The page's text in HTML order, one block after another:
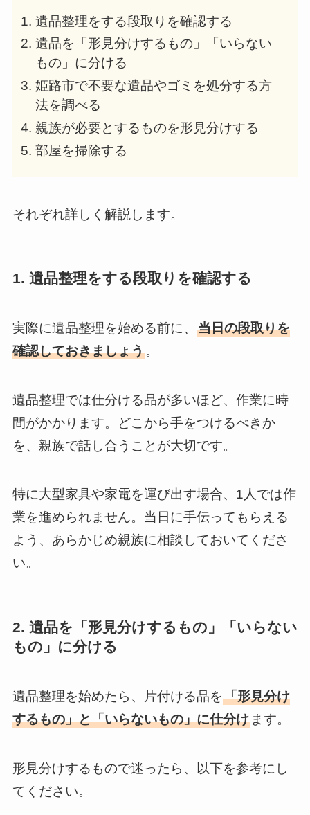
遺品整理をする段取りを確認する
遺品を「形見分けするもの」「いらない
もの」に分ける
姫路市で不要な遺品やゴミを処分する方
法を調べる
親族が必要とするものを形見分けする
部屋を掃除する
それぞれ詳しく解説します。
1. 遺品整理をする段取りを確認する
実際に遺品整理を始める前に、 当日の段取りを
確認しておきましょう。
遺品整理では仕分ける品が多いほど、作業に時
間がかかります。どこから手をつけるべきか
を、親族で話し合うことが大切です。
特に大型家具や家電を運び出す場合、1人では作
業を進められません。当日に手伝ってもらえる
よう、あらかじめ親族に相談しておいてくださ
い。
2. 遺品を「形見分けするもの」「いらない
もの」に分ける
遺品整理を始めたら、片付ける品を「形見分け
するもの」と「いらないもの」に仕分けます。
形見分けするもので迷ったら、以下を参考にし
てください。